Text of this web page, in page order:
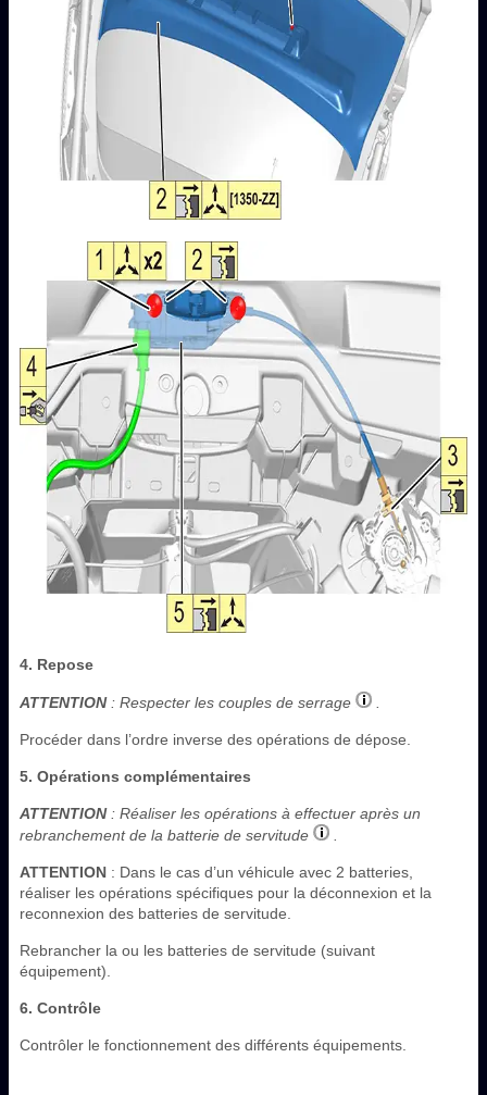
4. Repose
ATTENTION: Respecter les couples de serrage
Procéder dans l’ordre inverse des opérations de dépose.
5. Opérations complémentaires
ATTENTION: Réaliser les opérations à effectuer après un
rebranchement de la batterie de servitude
ATTENTION : Dans le cas d’un véhicule avec 2 batteries,
réaliser les opérations spécifiques pour la déconnexion et la
reconnexion des batteries de servitude.
Rebrancher la ou les batteries de servitude (suivant
équipement).
6. Contrôle
Contrôler le fonctionnement des différents équipements.